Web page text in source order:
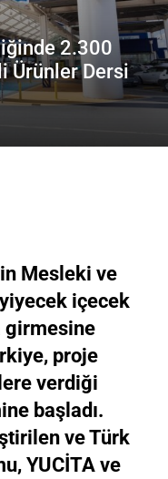
2.300
Ürünler Dersi
Mesleki ve
içecek
girmesine
proje
verdiği
başladı.
ve Türk
YUCİTA ve